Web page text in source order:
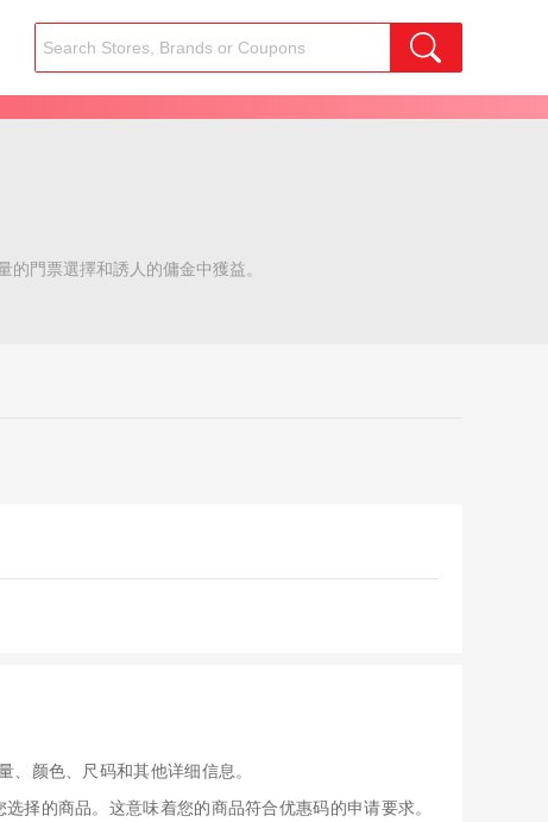
門票選擇和誘人的傭金中獲益。
颜色、尺码和其他详细信息。
择的商品。这意味着您的商品符合优惠码的申请要求。